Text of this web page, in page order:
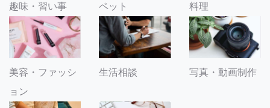
趣味・習い事 ペット 料理
美容・ファッシ
ョン
生活相談 写真・動画制作